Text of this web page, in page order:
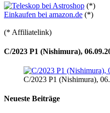
(*)
Einkaufen bei amazon.de (*)
(* Affiliatelink)
C/2023 P1 (Nishimura),
C/2023 P1 (Nishimura),
Neueste Beiträge